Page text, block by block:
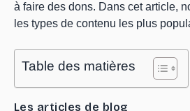
à faire des dons. Dans cet article,
les types de contenu les plus
Table des matières
Les articles de blog